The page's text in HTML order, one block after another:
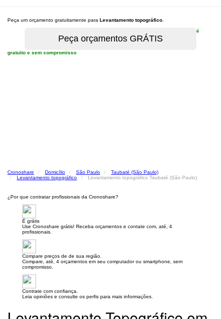
Peça um orçamento gratuitamente para Levantamento topográfico
é
gratuito e sem compromisso
Cronoshare Domicílio São Paulo
Taubaté (São Paulo)
Levantamento topográfico
Levantamento topográfico Taubaté (São Paulo)
¿Por que contratar profissionais da Cronoshare?
É grátis
Use Cronoshare grátis! Receba orçamentos e contate com, até, 4
profissionais.
Compare preços de de sua região.
Compare, até, 4 orçamentos em seu computador ou smartphone, sem
compromisso.
Contrate com confiança.
Leia opiniões e consulte os perfis para mais informações.